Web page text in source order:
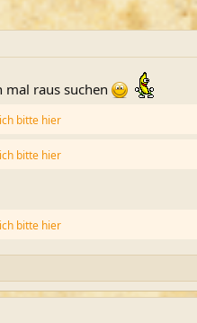
raus suchen
bitte hier
bitte hier
bitte hier